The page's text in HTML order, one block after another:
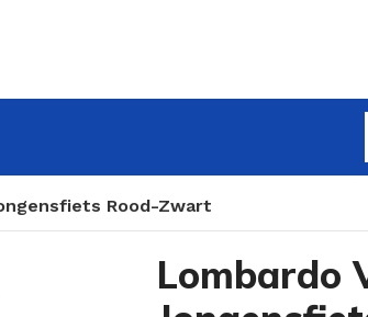
Rood-Zwart
Lombardo